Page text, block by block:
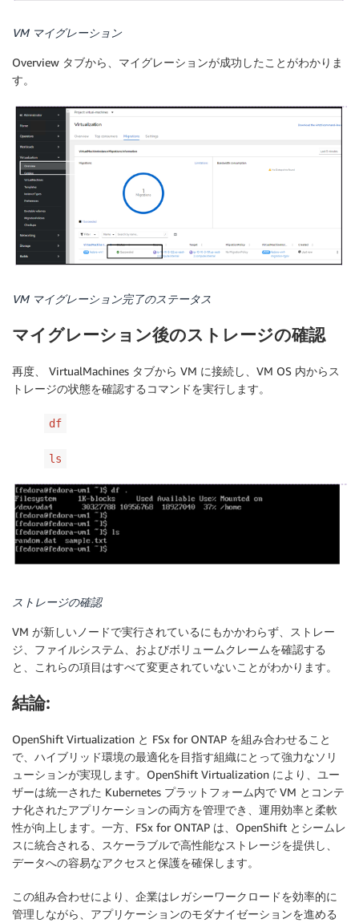
VM マイグレーション
Overview タブから、マイグレーションが成功したことがわかりま
す。
VM マイグレーション完了のステータス
マイグレーション後のストレージの確認
再度、 VirtualMachines タブから VM に接続し、VM OS 内からス
トレージの状態を確認するコマンドを実行します。
df
ls
ストレージの確認
VM が新しいノードで実行されているにもかかわらず、ストレー
ジ、ファイルシステム、およびボリュームクレームを確認する
と、これらの項目はすべて変更されていないことがわかります。
結論:
OpenShift Virtualization と FSx for ONTAP を組み合わせること
で、ハイブリッド環境の最適化を目指す組織にとって強力なソリ
ューションが実現します。OpenShift Virtualization により、ユー
ザーは統一された Kubernetes プラットフォーム内で VM とコンテ
ナ化されたアプリケーションの両方を管理でき、運用効率と柔軟
性が向上します。一方、FSx for ONTAP は、OpenShift とシームレ
スに統合される、スケーラブルで高性能なストレージを提供し、
データへの容易なアクセスと保護を確保します。
この組み合わせにより、企業はレガシーワークロードを効率的に
管理しながら、アプリケーションのモダナイゼーションを進める